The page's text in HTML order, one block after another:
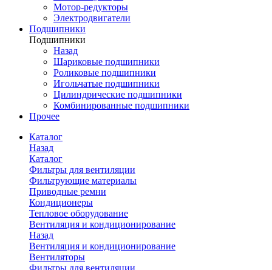
Мотор-редукторы
Электродвигатели
Подшипники
Подшипники
Назад
Шариковые подшипники
Роликовые подшипники
Игольчатые подшипники
Цилиндрические подшипники
Комбинированные подшипники
Прочее
Каталог
Назад
Каталог
Фильтры для вентиляции
Фильтрующие материалы
Приводные ремни
Кондиционеры
Тепловое оборудование
Вентиляция и кондиционирование
Назад
Вентиляция и кондиционирование
Вентиляторы
Фильтры для вентиляции